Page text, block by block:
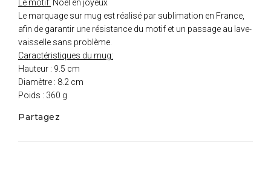
Le motif: Noel en joyeux
Le marquage sur mug est réalisé par sublimation en France,
afin de garantir une résistance du motif et un passage au lave-
vaisselle sans problème.
Caractéristiques du mug:
Hauteur : 9.5 cm
Diamètre : 8.2 cm
Poids : 360 g
Partagez